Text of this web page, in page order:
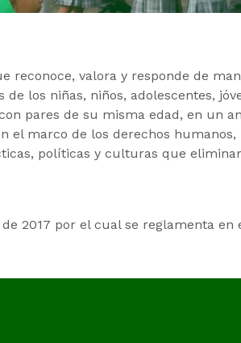
reconoce, valora y responde de
los niñas, niños, adolescentes,
pares de su misma edad, en un
marco de los derechos humanos,
políticas y culturas que
2017 por el cual se reglamenta